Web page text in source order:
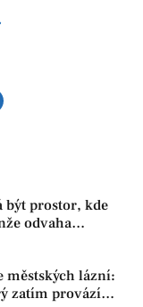
být prostor, kde
odvaha
udělat chybu.
městských lázní:
zatím provází